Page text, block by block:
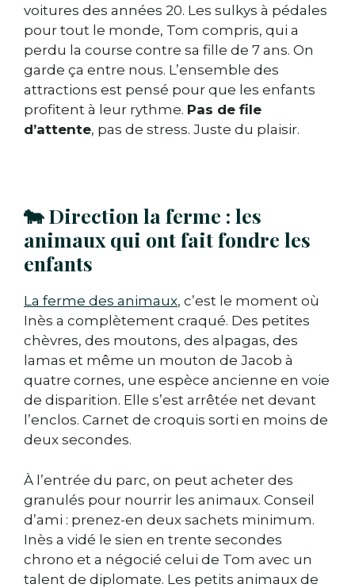
voitures des années 20. Les sulkys à pédales
pour tout le monde, Tom compris, qui a
perdu la course contre sa fille de 7 ans. On
garde ça entre nous. L’ensemble des
attractions est pensé pour que les enfants
profitent à leur rythme. Pas de file
d’attente, pas de stress. Juste du plaisir.
🐄 Direction la ferme : les
animaux qui ont fait fondre les
enfants
La ferme des animaux, c’est le moment où
Inès a complètement craqué. Des petites
chèvres, des moutons, des alpagas, des
lamas et même un mouton de Jacob à
quatre cornes, une espèce ancienne en voie
de disparition. Elle s’est arrêtée net devant
l’enclos. Carnet de croquis sorti en moins de
deux secondes.
À l’entrée du parc, on peut acheter des
granulés pour nourrir les animaux. Conseil
d’ami : prenez-en deux sachets minimum.
Inès a vidé le sien en trente secondes
chrono et a négocié celui de Tom avec un
talent de diplomate. Les petits animaux de